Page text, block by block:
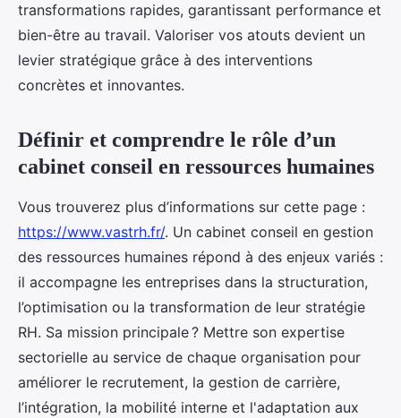
transformations rapides, garantissant performance et
bien-être au travail. Valoriser vos atouts devient un
levier stratégique grâce à des interventions
concrètes et innovantes.
Définir et comprendre le rôle d’un
cabinet conseil en ressources humaines
Vous trouverez plus d’informations sur cette page :
https://www.vastrh.fr/. Un cabinet conseil en gestion
des ressources humaines répond à des enjeux variés :
il accompagne les entreprises dans la structuration,
l’optimisation ou la transformation de leur stratégie
RH. Sa mission principale ? Mettre son expertise
sectorielle au service de chaque organisation pour
améliorer le recrutement, la gestion de carrière,
l’intégration, la mobilité interne et l'adaptation aux